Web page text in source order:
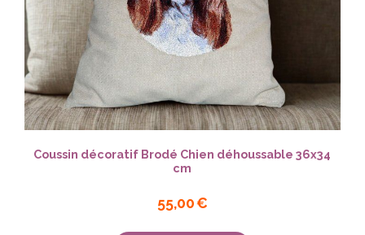
Coussin décoratif Brodé Chien déhoussable 36x34
cm
55,00€